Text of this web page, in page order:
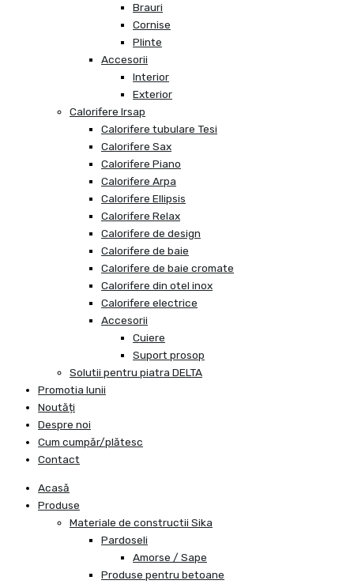
Brauri
Cornise
Plinte
Accesorii
Interior
Exterior
Calorifere Irsap
Calorifere tubulare Tesi
Calorifere Sax
Calorifere Piano
Calorifere Arpa
Calorifere Ellipsis
Calorifere Relax
Calorifere de design
Calorifere de baie
Calorifere de baie cromate
Calorifere din otel inox
Calorifere electrice
Accesorii
Cuiere
Suport prosop
Solutii pentru piatra DELTA
Promotia lunii
Noutăți
Despre noi
Cum cumpăr/plătesc
Contact
Acasă
Produse
Materiale de constructii Sika
Pardoseli
Amorse / Sape
Produse pentru betoane